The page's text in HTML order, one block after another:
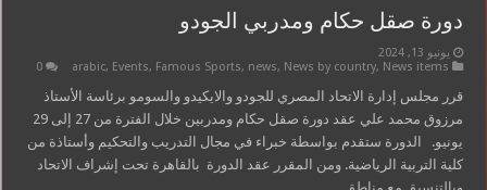
دورة صقل حكام ومدربي الجودو
يونيو 13, 2024
arabic, Events, Famous Sports, news, News by country, News items
0
قرر مجلس إدارة الاتحاد المصري للجودو والايكيدو والسومو برئاسة الأستاذ
مرزوق محمد علي عقد دورة صقل حكام ومدربين خلال الفترة من 27 إلى 29
يونيو. الدورة ستقدم بواسطة خبراء في مجال التدريب والتحكيم وأستاذة من
كلية التربية الرياضية. ومن المقرر عقد الدورة بالقاهرة تحت إشراف الاتحاد